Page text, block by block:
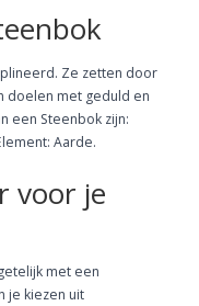
Ze zetten door
doelen met geduld en
een Steenbok zijn:
Aarde.
voor je
met een
je kiezen uit